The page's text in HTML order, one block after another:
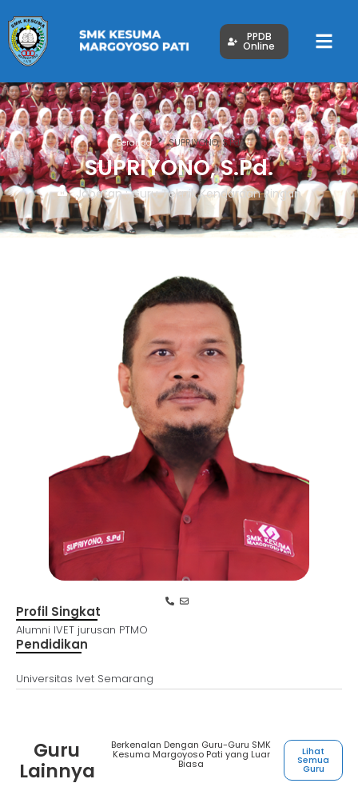
PPDB
Online
Beranda SUPRIYONO, S.Pd.
SUPRIYONO, S.Pd.
Jabatan : Guru Teknik Kendaraan Ringan
Profil Singkat
Alumni IVET jurusan PTMO
Pendidikan
Universitas Ivet Semarang
Guru
Lainnya
Berkenalan Dengan Guru-Guru SMK
Kesuma Margoyoso Pati yang Luar
Biasa
Lihat
Semua
Guru